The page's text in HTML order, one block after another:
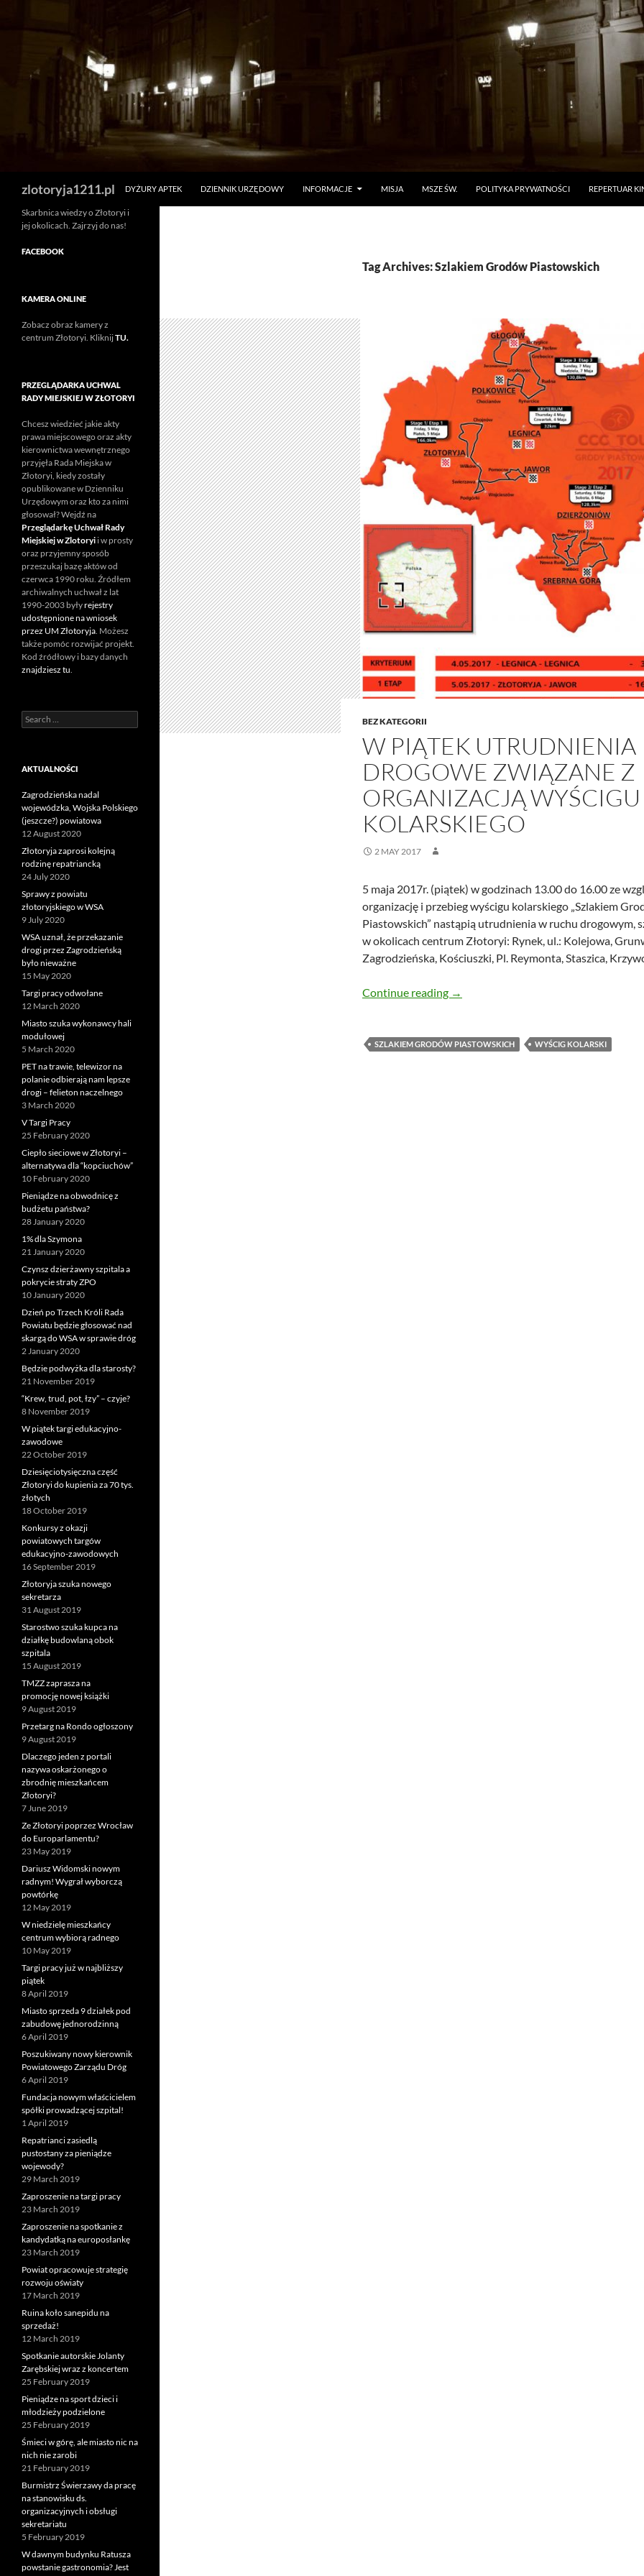
zlotoryja1211.pl DYŻURY APTEK DZIENNIK URZĘDOWY INFORMACJE MISJA MSZE ŚW. POLITYKA PRYWATNOŚCI REPERTUAR
Tag Archives: Szlakiem Grodów Piastowskich
BEZ KATEGORII
W PIĄTEK UTRUDNIENIA
DROGOWE ZWIĄZANE Z
ORGANIZACJĄ WYŚCIGU
KOLARSKIEGO
2 MAY 2017
5 maja 2017r. (piątek) w godzinach 13.00 do 16.00 ze
organizację i przebieg wyścigu kolarskiego „Szlakiem
Piastowskich” nastąpią utrudnienia w ruchu drogowym,
w okolicach centrum Złotoryi: Rynek, ul.: Kolejowa,
Zagrodzieńska, Kościuszki, Pl. Reymonta, Staszica,
Continue reading W piątek utrudnienia drogowe
→
SZLAKIEM GRODÓW PIASTOWSKICH WYŚCIG KOLARSKI
Skarbnica wiedzy o Złotoryi i
jej okolicach. Zajrzyj do nas!
FACEBOOK
KAMERA ONLINE
Zobacz obraz kamery z
centrum Złotoryi. KliknijTU.
PRZEGLĄDARKA UCHWAL
RADY MIEJSKIEJ W ZŁOTORYI
Chcesz wiedzieć jakie akty
prawa miejscowego oraz akty
kierownictwa wewnętrznego
przyjęła Rada Miejska w
Złotoryi, kiedy zostały
opublikowane w Dzienniku
Urzędowym oraz kto za nimi
głosował? Wejdź na
Przeglądarkę Uchwał Rady
Miejskiej w Zlotoryi i w prosty
oraz przyjemny sposób
przeszukaj bazę aktów od
czerwca 1990 roku. Źródłem
archiwalnych uchwał z lat
1990-2003 byłyrejestry
udostępnione na wniosek
przez UM Złotoryja. Możesz
także pomóc rozwijać projekt.
Kod źródłowy i bazy danych
znajdziesz tu.
Search
for:
AKTUALNOŚCI
Zagrodzieńska nadal
wojewódzka, Wojska Polskiego
(jeszcze?) powiatowa
12 August 2020
Złotoryja zaprosi kolejną
rodzinę repatriancką
24 July 2020
Sprawy z powiatu
złotoryjskiego w WSA
9 July 2020
WSA uznał, że przekazanie
drogi przez Zagrodzieńską
było nieważne
15 May 2020
Targi pracy odwołane
12 March 2020
Miasto szuka wykonawcy hali
modułowej
5 March 2020
PET na trawie, telewizor na
polanie odbierają nam lepsze
drogi – felieton naczelnego
3 March 2020
V Targi Pracy
25 February 2020
Ciepło sieciowe w Złotoryi –
alternatywa dla “kopciuchów”
10 February 2020
Pieniądze na obwodnicę z
budżetu państwa?
28 January 2020
1% dla Szymona
21 January 2020
Czynsz dzierżawny szpitala a
pokrycie straty ZPO
10 January 2020
Dzień po Trzech Króli Rada
Powiatu będzie głosować nad
skargą do WSA w sprawie dróg
2 January 2020
Będzie podwyżka dla starosty?
21 November 2019
“Krew, trud, pot, łzy” – czyje?
8 November 2019
W piątek targi edukacyjno-
zawodowe
22 October 2019
Dziesięciotysięczna część
Złotoryi do kupienia za 70 tys.
złotych
18 October 2019
Konkursy z okazji
powiatowych targów
edukacyjno-zawodowych
16 September 2019
Złotoryja szuka nowego
sekretarza
31 August 2019
Starostwo szuka kupca na
działkę budowlaną obok
szpitala
15 August 2019
TMZZ zaprasza na
promocję nowej książki
9 August 2019
Przetarg na Rondo ogłoszony
9 August 2019
Dlaczego jeden z portali
nazywa oskarżonego o
zbrodnię mieszkańcem
Złotoryi?
7 June 2019
Ze Złotoryi poprzez Wrocław
do Europarlamentu?
23 May 2019
Dariusz Widomski nowym
radnym! Wygrał wyborczą
powtórkę
12 May 2019
W niedzielę mieszkańcy
centrum wybiorą radnego
10 May 2019
Targi pracy już w najbliższy
piątek
8 April 2019
Miasto sprzeda 9 działek pod
zabudowę jednorodzinną
6 April 2019
Poszukiwany nowy kierownik
Powiatowego Zarządu Dróg
6 April 2019
Fundacja nowym właścicielem
spółki prowadzącej szpital!
1 April 2019
Repatrianci zasiedlą
pustostany za pieniądze
wojewody?
29 March 2019
Zaproszenie na targi pracy
23 March 2019
Zaproszenie na spotkanie z
kandydatką na europosłankę
23 March 2019
Powiat opracowuje strategię
rozwoju oświaty
17 March 2019
Ruina koło sanepidu na
sprzedaż!
12 March 2019
Spotkanie autorskie Jolanty
Zarębskiej wraz z koncertem
25 February 2019
Pieniądze na sport dzieci i
młodzieży podzielone
25 February 2019
Śmieci w górę, ale miasto nic na
nich nie zarobi
21 February 2019
Burmistrz Świerzawy da pracę
na stanowisku ds.
organizacyjnych i obsługi
sekretariatu
5 February 2019
W dawnym budynku Ratusza
powstanie gastronomia? Jest